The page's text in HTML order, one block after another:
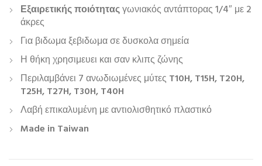
Εξαιρετικής ποιότηταςγωνιακός αντάπτορας 1/4″ με 2
άκρες
Για βιδωμα ξεβιδωμα σε δυσκολα σημεία
Η θήκη χρησιμευει και σαν κλιπς ζώνης
Περιλαμβάνει 7 ανωδιωμένες μύτες T10H, T15H, T20H,
T25H, T27H, T30H, T40H
Λαβή επικαλυμένη με αντιολισθητικό πλαστικό
Made in Taiwan